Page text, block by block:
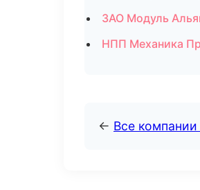
ЗАО Модуль
НПП Механика
← Все